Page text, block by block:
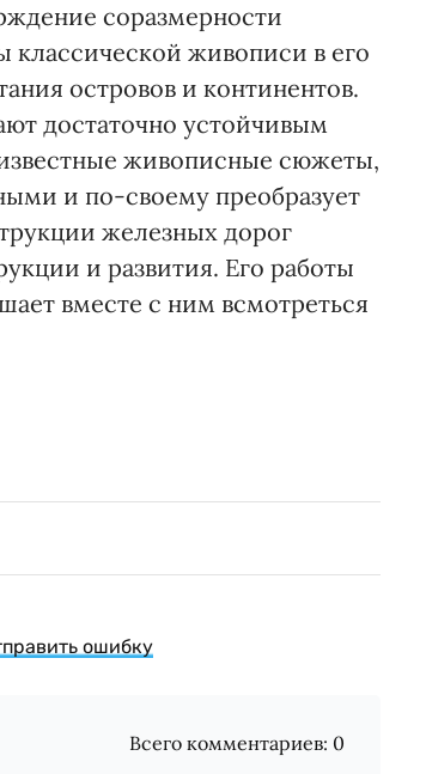
соразмерности
классической живописи в его
островов и континентов.
достаточно устойчивым
живописные сюжеты,
и по-своему преобразует
железных дорог
и развития. Его работы
вместе с ним всмотреться
ошибку
Всего комментариев: 0